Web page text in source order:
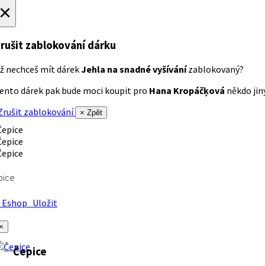
zablokování dárku
nechceš mít dárekJehla na snadné vyšívánízablokovaný?
dárek pak bude moci koupit pro Hana Kropáčķová někdo
zablokování
× Zpět
Uložit
Čepice